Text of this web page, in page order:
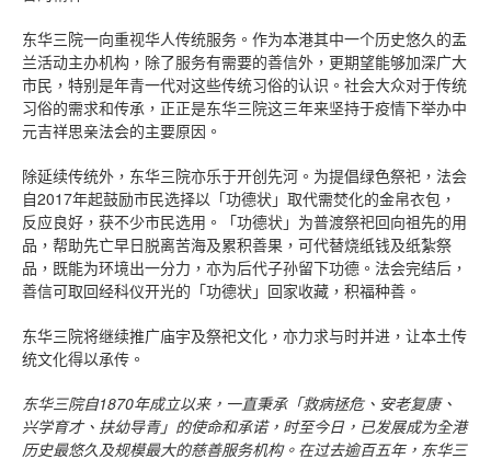
东华三院一向重视华人传统服务。作为本港其中一个历史悠久的盂
兰活动主办机构，除了服务有需要的善信外，更期望能够加深广大
市民，特别是年青一代对这些传统习俗的认识。社会大众对于传统
习俗的需求和传承，正正是东华三院这三年来坚持于疫情下举办中
元吉祥思亲法会的主要原因。
除延续传统外，东华三院亦乐于开创先河。为提倡绿色祭祀，法会
自2017年起鼓励市民选择以「功德状」取代需焚化的金帛衣包，
反应良好，获不少市民选用。「功德状」为普渡祭祀回向祖先的用
品，帮助先亡早日脱离苦海及累积善果，可代替烧纸钱及纸紮祭
品，既能为环境出一分力，亦为后代子孙留下功德。法会完结后，
善信可取回经科仪开光的「功德状」回家收藏，积福种善。
东华三院将继续推广庙宇及祭祀文化，亦力求与时并进，让本土传
统文化得以承传。
东华三院自1870年成立以来，一直秉承「救病拯危、安老复康、
兴学育才、扶幼导青」的使命和承诺，时至今日，已发展成为全港
历史最悠久及规模最大的慈善服务机构。在过去逾百五年，东华三